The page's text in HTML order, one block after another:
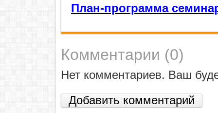
План-программа
Комментарии (0)
Нет комментариев. Ваш
Добавить комментарий